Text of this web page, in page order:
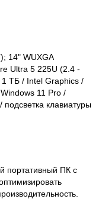
14" WUXGA
Ultra 5 225U (2.4 -
ТБ / Intel Graphics /
11 Pro /
подсветка клавиатуры
портативный ПК с